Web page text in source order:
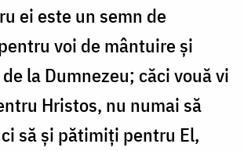
ei este un semn de
voi de mântuire și
la Dumnezeu; căci vouă vi
Hristos, nu numai să
să și pătimiți pentru El,